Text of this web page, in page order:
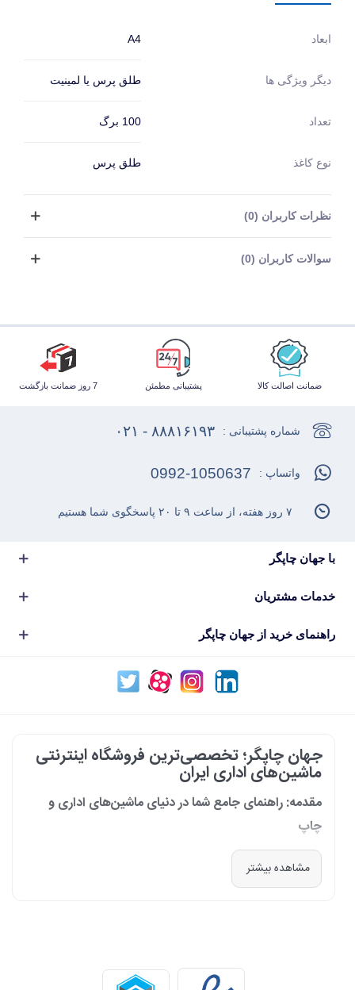
ابعاد A4
دیگر ویژگی ها طلق پرس یا لمینیت
تعداد 100 برگ
نوع کاغذ طلق پرس
نظرات کاربران (0)
سوالات کاربران (0)
ضمانت اصالت کالا پشتیبانی مطمئن 7 روز ضمانت بازگشت
با جهان چاپگر
خدمات مشتریان
راهنمای خرید از جهان چاپگر
شماره پشتیبانی : ۸۸۸۱۶۱۹۳ - ۰۲۱
واتساپ : 0992-1050637
۷ روز هفته، از ساعت ۹ تا ۲۰ پاسخگوی شما هستیم
جهان چاپگر؛ تخصصی‌ترین فروشگاه اینترنتی
ماشین‌های اداری ایران
مقدمه: راهنمای جامع شما در دنیای ماشین‌های اداری و
چاپ
در دنیای پرشتاب امروز که کسب‌وکارها و سازمان‌ها برای افزایش بهره‌وری خود به
فناوری‌های نوین وابسته‌اند، دسترسی به ابزارهای کارآمد و قابل اعتماد یک
ما، ارائه راهکارهای جامع، از مشاوره پیش از خرید تا پشتیبانی پس از فروش،
مشاهده بیشتر